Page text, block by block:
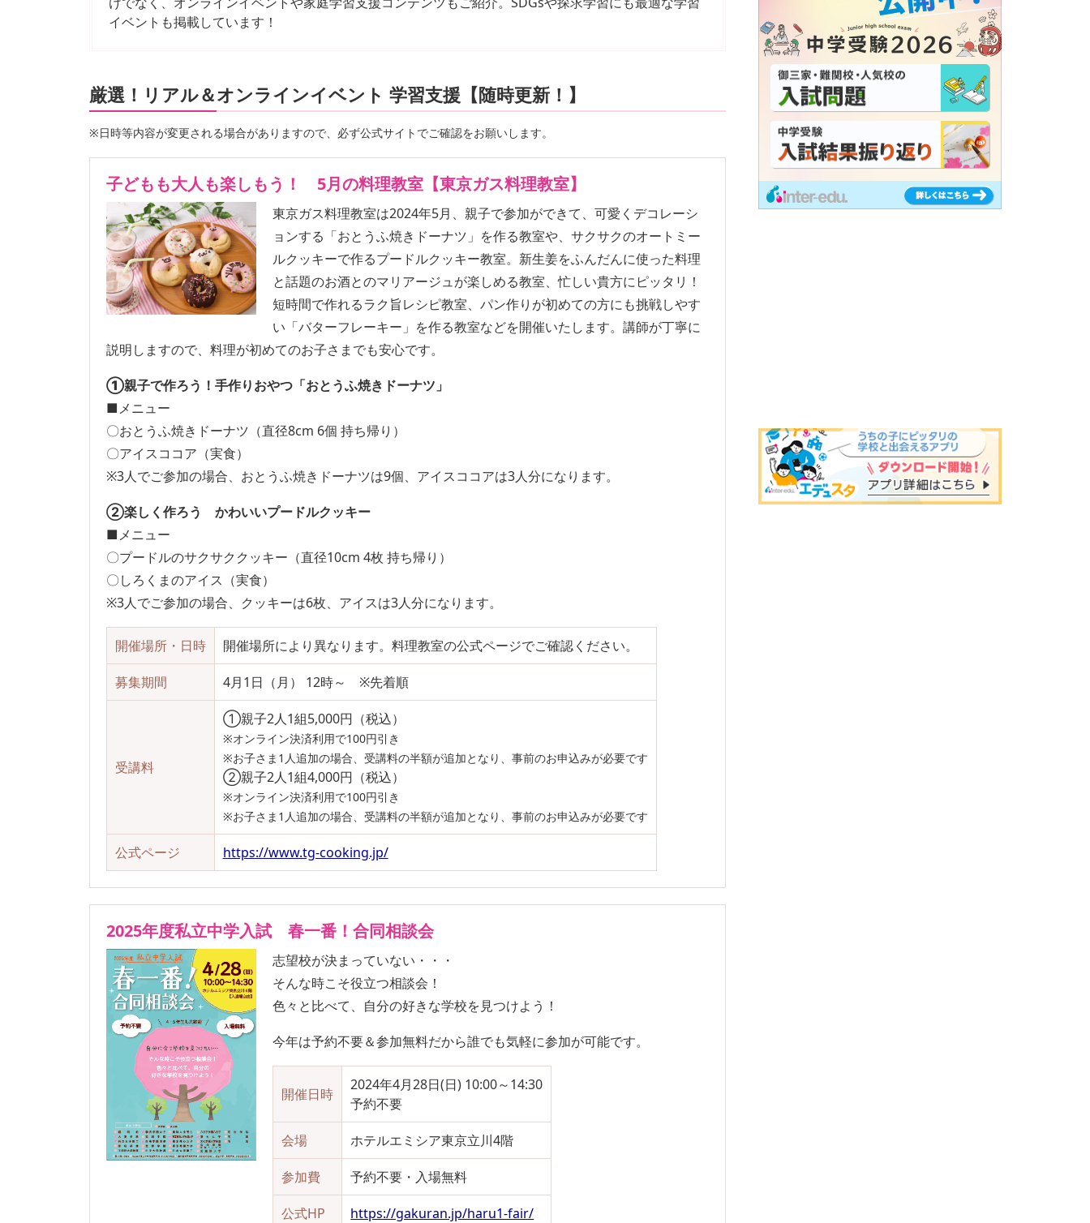
イベントも掲載しています！
厳選！リアル＆オンラインイベント 学習支援【随時更新！】
※日時等内容が変更される場合がありますので、必ず公式サイトでご確認をお願いします。
子どもも大人も楽しもう！ 5月の料理教室【東京ガス料理教室】
東京ガス料理教室は2024年5月、親子で参加ができて、可愛くデコレーシ
ョンする「おとうふ焼きドーナツ」を作る教室や、サクサクのオートミー
ルクッキーで作るプードルクッキー教室。新生姜をふんだんに使った料理
と話題のお酒とのマリアージュが楽しめる教室、忙しい貴方にピッタリ！
短時間で作れるラク旨レシピ教室、パン作りが初めての方にも挑戦しやす
い「バターフレーキー」を作る教室などを開催いたします。講師が丁寧に
説明しますので、料理が初めてのお子さまでも安心です。
①親子で作ろう！手作りおやつ「おとうふ焼きドーナツ」
■メニュー
〇おとうふ焼きドーナツ（直径8cm 6個 持ち帰り）
〇アイスココア（実食）
※3人でご参加の場合、おとうふ焼きドーナツは9個、アイスココアは3人分になります。
②楽しく作ろう かわいいプードルクッキー
■メニュー
〇プードルのサクサククッキー（直径10cm 4枚 持ち帰り）
〇しろくまのアイス（実食）
※3人でご参加の場合、クッキーは6枚、アイスは3人分になります。
開催場所・日時 開催場所により異なります。料理教室の公式ページでご確認ください。
募集期間 4月1日（月） 12時～ ※先着順
受講料
①親子2人1組5,000円（税込）
※オンライン決済利用で100円引き
※お子さま1人追加の場合、受講料の半額が追加となり、事前のお申込みが必要です
②親子2人1組4,000円（税込）
※オンライン決済利用で100円引き
※お子さま1人追加の場合、受講料の半額が追加となり、事前のお申込みが必要です
公式ページ https://www.tg-cooking.jp/
2025年度私立中学入試 春一番！合同相談会
志望校が決まっていない・・・
そんな時こそ役立つ相談会！
色々と比べて、自分の好きな学校を見つけよう！
今年は予約不要＆参加無料だから誰でも気軽に参加が可能です。
開催日時
2024年4月28日(日) 10:00～14:30
予約不要
会場 ホテルエミシア東京立川4階
参加費 予約不要・入場無料
公式HP https://gakuran.jp/haru1-fair/